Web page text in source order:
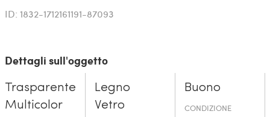
ID: 1832-1712161191-87093
Dettagli sull'oggetto
Trasparente
Multicolor
Legno
Vetro
Buono
CONDIZIONE